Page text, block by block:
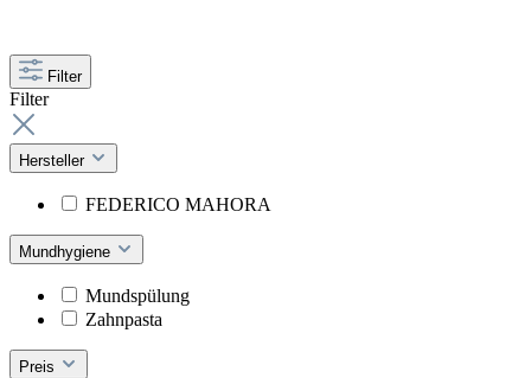
Filter
Filter
Hersteller
FEDERICO MAHORA
Mundhygiene
Mundspülung
Zahnpasta
Preis